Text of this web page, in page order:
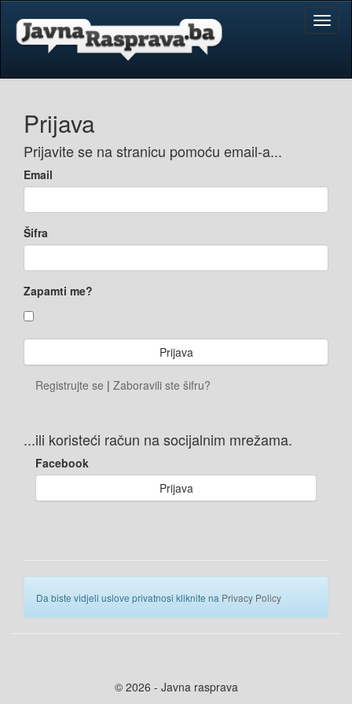
Prijava
Prijavite se na stranicu pomoću email-a...
Email
Šifra
Zapamti me?
Registrujte se | Zaboravili ste šifru?
...ili koristeći račun na socijalnim mrežama.
Facebook
Prijava
Da biste vidjeli uslove privatnosi kliknite na Privacy Policy
© 2026 - Javna rasprava